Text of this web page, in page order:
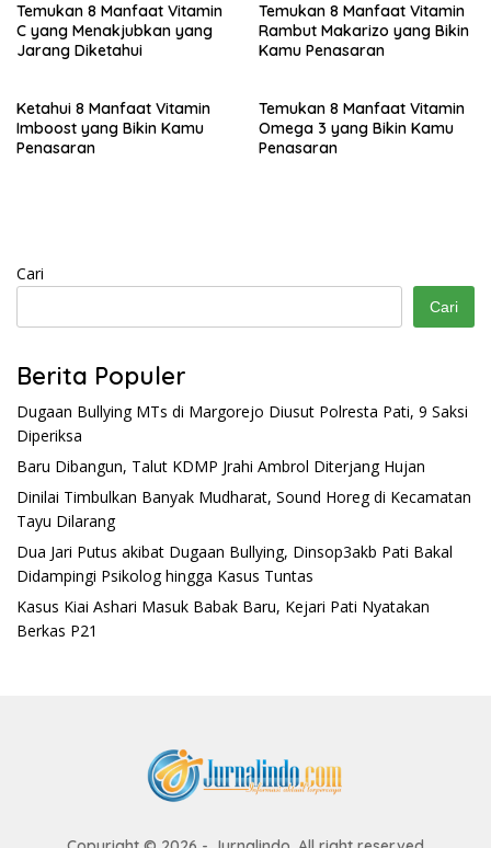
Temukan 8 Manfaat Vitamin
C yang Menakjubkan yang
Jarang Diketahui
Temukan 8 Manfaat Vitamin
Rambut Makarizo yang Bikin
Kamu Penasaran
Ketahui 8 Manfaat Vitamin
Imboost yang Bikin Kamu
Penasaran
Temukan 8 Manfaat Vitamin
Omega 3 yang Bikin Kamu
Penasaran
Cari
Cari
Berita Populer
Dugaan Bullying MTs di Margorejo Diusut Polresta Pati, 9 Saksi
Diperiksa
Baru Dibangun, Talut KDMP Jrahi Ambrol Diterjang Hujan
Dinilai Timbulkan Banyak Mudharat, Sound Horeg di Kecamatan
Tayu Dilarang
Dua Jari Putus akibat Dugaan Bullying, Dinsop3akb Pati Bakal
Didampingi Psikolog hingga Kasus Tuntas
Kasus Kiai Ashari Masuk Babak Baru, Kejari Pati Nyatakan
Berkas P21